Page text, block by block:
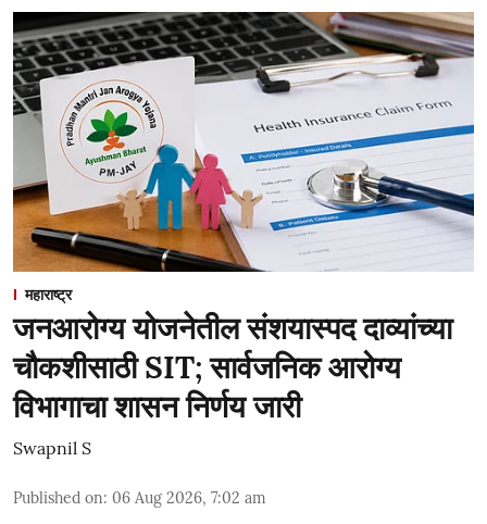
महाराष्ट्र
जनआरोग्य योजनेतील संशयास्पद दाव्यांच्या
चौकशीसाठी SIT; सार्वजनिक आरोग्य
विभागाचा शासन निर्णय जारी
Swapnil S
Published on: 06 Aug 2026, 7:02 am